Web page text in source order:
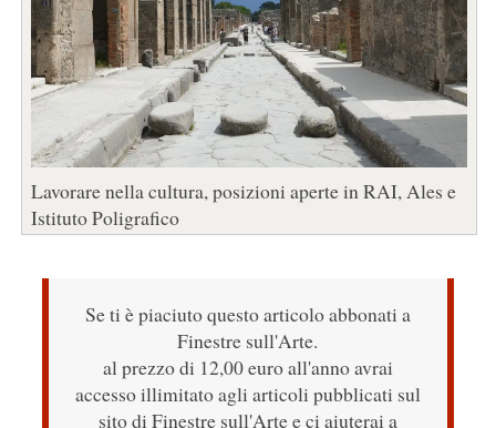
Lavorare nella cultura, posizioni aperte in RAI, Ales e
Istituto Poligrafico
Se ti è piaciuto questo articolo abbonati a
Finestre sull'Arte.
al prezzo di 12,00 euro all'anno avrai
accesso illimitato agli articoli pubblicati sul
sito di Finestre sull'Arte e ci aiuterai a